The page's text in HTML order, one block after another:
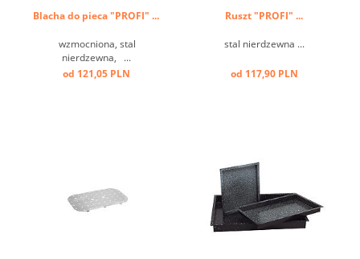
Blacha do pieca "PROFI" ...
wzmocniona, stal
nierdzewna, ...
od 121,05 PLN
Ruszt "PROFI" ...
stal nierdzewna ...
od 117,90 PLN